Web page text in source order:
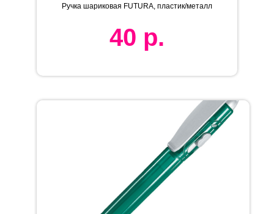
Ручка шариковая FUTURA, пластик/металл
40 р.